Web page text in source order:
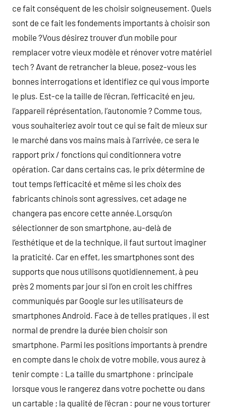
ce fait conséquent de les choisir soigneusement. Quels
sont de ce fait les fondements importants à choisir son
mobile ?Vous désirez trouver d’un mobile pour
remplacer votre vieux modèle et rénover votre matériel
tech ? Avant de retrancher la bleue, posez-vous les
bonnes interrogations et identifiez ce qui vous importe
le plus. Est-ce la taille de l’écran, l’efficacité en jeu,
l’appareil réprésentation, l’autonomie ? Comme tous,
vous souhaiteriez avoir tout ce qui se fait de mieux sur
le marché dans vos mains mais à l’arrivée, ce sera le
rapport prix / fonctions qui conditionnera votre
opération. Car dans certains cas, le prix détermine de
tout temps l’efficacité et même si les choix des
fabricants chinois sont agressives, cet adage ne
changera pas encore cette année.Lorsqu’on
sélectionner de son smartphone, au-delà de
l’esthétique et de la technique, il faut surtout imaginer
la praticité. Car en effet, les smartphones sont des
supports que nous utilisons quotidiennement, à peu
près 2 moments par jour si l’on en croit les chiffres
communiqués par Google sur les utilisateurs de
smartphones Android. Face à de telles pratiques , il est
normal de prendre la durée bien choisir son
smartphone. Parmi les positions importants à prendre
en compte dans le choix de votre mobile, vous aurez à
tenir compte : La taille du smartphone : principale
lorsque vous le rangerez dans votre pochette ou dans
un cartable ; la qualité de l’écran : pour ne vous torturer